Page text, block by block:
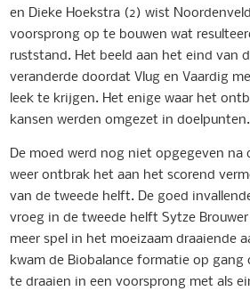
en Dieke Hoekstra (2) wist
voorsprong op te bouwen wat
ruststand. Het beeld aan het eind van
veranderde doordat Vlug en Vaardig
leek te krijgen. Het enige waar het
kansen werden omgezet in doelpunten.
De moed werd nog niet opgegeven na
weer ontbrak het aan het scorend
van de tweede helft. De goed
vroeg in de tweede helft Sytze
meer spel in het moeizaam draaiende
kwam de Biobalance formatie op
te draaien in een voorsprong met als